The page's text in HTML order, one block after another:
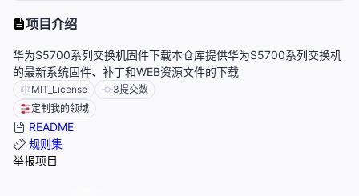
项目介绍
华为S5700系列交换机固件下载本仓库提供华为S5700系列交换机
的最新系统固件、补丁和WEB资源文件的下载
MIT_License 3提交数
定制我的领域
README
规则集
举报项目